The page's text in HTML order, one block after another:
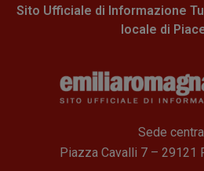
Sito Ufficiale di Informazione
locale di
Sede
Piazza Cavalli 7 – 29121